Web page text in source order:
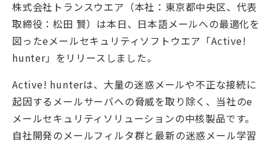
株式会社トランスウエア（本社：東京都中央区、代表
取締役：松田 賢）は本日、日本語メールへの最適化を
図ったeメールセキュリティソフトウエア「Active!
hunter」をリリースしました。
Active! hunterは、大量の迷惑メールや不正な接続に
起因するメールサーバへの脅威を取り除く、当社のe
メールセキュリティソリューションの中核製品です。
自社開発のメールフィルタ群と最新の迷惑メール学習